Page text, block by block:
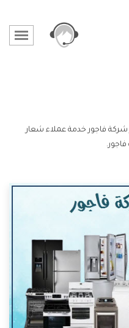
فاجور خدمة عملاء شعار